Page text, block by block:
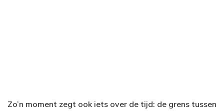
Zo’n moment zegt ook iets over de tijd: de grens tussen